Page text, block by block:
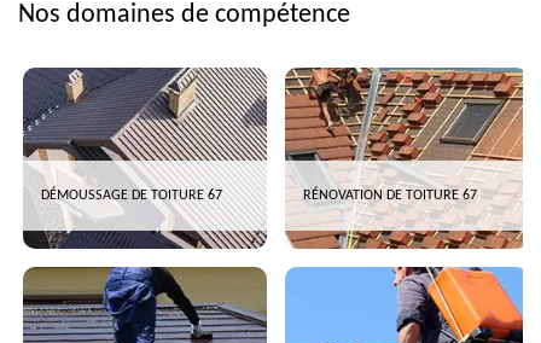
Nos domaines de compétence
DÉMOUSSAGE DE TOITURE 67 RÉNOVATION DE TOITURE 67